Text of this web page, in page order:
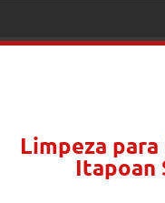
Limpeza
Itapoan